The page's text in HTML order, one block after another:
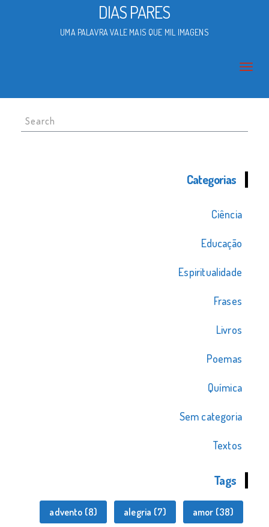
DIAS PARES
UMA PALAVRA VALE MAIS QUE MIL IMAGENS
Search
for:
Categorias
Ciência
Educação
Espiritualidade
Frases
Livros
Poemas
Química
Sem categoria
Textos
Tags
advento (8) alegria (7) amor (38)